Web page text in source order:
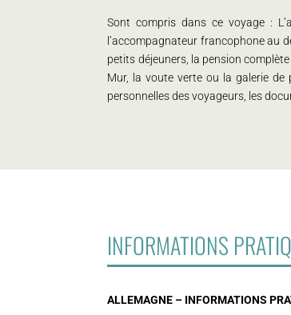
Sont compris dans ce voyage :
l’accompagnateur francophone au
petits déjeuners, la pension
Mur, la voute verte ou la galerie de
personnelles des voyageurs, les
INFORMATIONS
ALLEMAGNE – INFORMATIONS